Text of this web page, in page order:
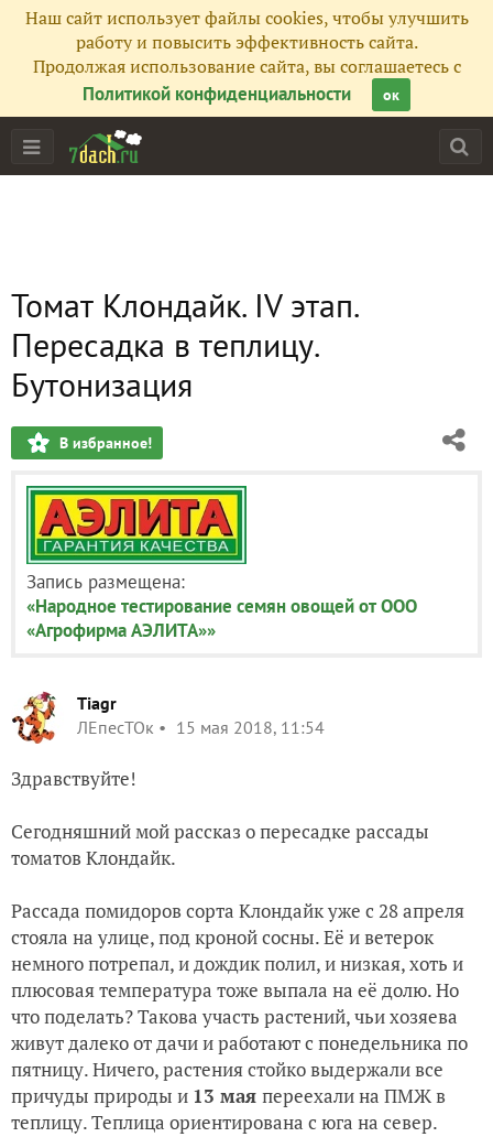
Наш сайт использует файлы cookies, чтобы улучшить
работу и повысить эффективность сайта.
Продолжая использование сайта, вы соглашаетесь с
Политикой конфиденциальности
ок
Томат Клондайк. IV этап.
Пересадка в теплицу.
Бутонизация
В избранное!
Запись размещена:
«Народное тестирование семян овощей от ООО
«Агрофирма АЭЛИТА»»
Tiagr
ЛЕпесТОк
15 мая 2018, 11:54
Здравствуйте!
Сегодняшний мой рассказ о пересадке рассады
томатов Клондайк.
Рассада помидоров сорта Клондайк уже с 28 апреля
стояла на улице, под кроной сосны. Её и ветерок
немного потрепал, и дождик полил, и низкая, хоть и
плюсовая температура тоже выпала на её долю. Но
что поделать? Такова участь растений, чьи хозяева
живут далеко от дачи и работают с понедельника по
пятницу. Ничего, растения стойко выдержали все
причуды природы и 13 мая переехали на ПМЖ в
теплицу. Теплица ориентирована с юга на север.